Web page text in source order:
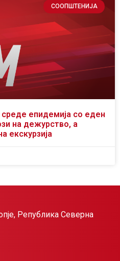
СООПШТЕНИЈА
среде епидемија со еден
на дежурство, а
екскурзија
Република Северна